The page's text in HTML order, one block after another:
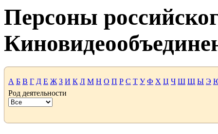
Персоны
А Б В Г Д Е Ж З И К Л М Н О П Р С Т У Ф Х Ц Ч Ш Щ Ы Э
Род деятельности